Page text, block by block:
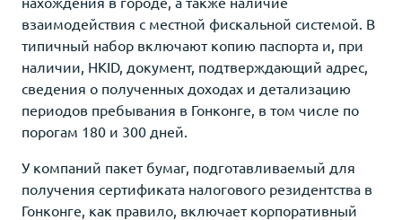
взаимодействия с местной фискальной системой. В
типичный набор включают копию паспорта и, при
наличии, HKID, документ, подтверждающий адрес,
сведения о полученных доходах и детализацию
периодов пребывания в Гонконге, в том числе по
порогам 180 и 300 дней.
У компаний пакет бумаг, подготавливаемый для
получения сертификата налогового резидентства в
Гонконге, как правило, включает корпоративный